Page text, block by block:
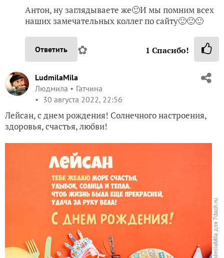
Антон, ну заглядываете же🙂И мы помним всех
наших замечательных коллег по сайту🙂🙂🙂
Ответить ✿ 1 Спасибо!
LudmilaMila
Людмила
Гатчина
30 августа 2022, 22:56
Лейсан, с днем рождения! Солнечного настроения,
здоровья, счастья, любви!